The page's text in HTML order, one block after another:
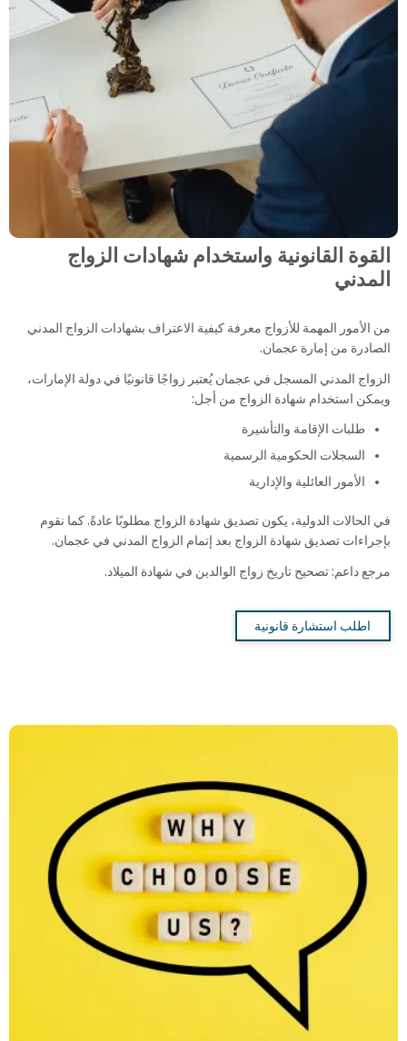
القوة القانونية واستخدام شهادات الزواج
المدني
من الأمور المهمة للأزواج معرفة كيفية الاعتراف بشهادات الزواج المدني
الصادرة من إمارة عجمان.
الزواج المدني المسجل في عجمان يُعتبر زواجًا قانونيًا في دولة الإمارات،
ويمكن استخدام شهادة الزواج من أجل:
طلبات الإقامة والتأشيرة
السجلات الحكومية الرسمية
الأمور العائلية والإدارية
في الحالات الدولية، يكون تصديق شهادة الزواج مطلوبًا عادةً. كما نقوم
بإجراءات تصديق شهادة الزواج بعد إتمام الزواج المدني في عجمان.
مرجع داعم: تصحيح تاريخ زواج الوالدين في شهادة الميلاد.
اطلب استشارة قانونية